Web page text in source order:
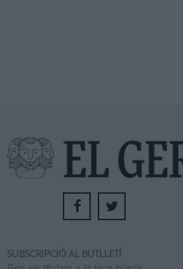
SUBSCRIPCIÓ AL BUTLLETÍ